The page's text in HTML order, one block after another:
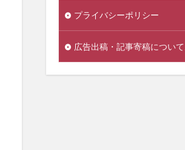
プライバシーポリシー
広告出稿・記事寄稿について